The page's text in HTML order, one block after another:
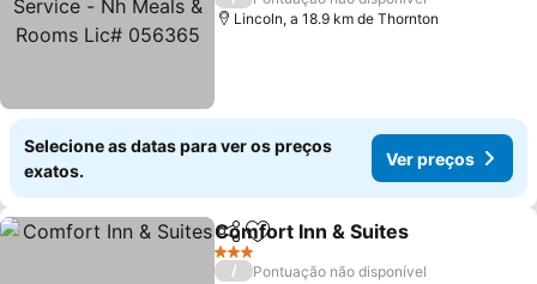
056365
Lincoln, a 18.9 km de Thornton
Selecione as datas para ver os preços
exatos.
Ver preços
PartilharAdicionar aos favoritos
Comfort Inn & Suites
3 Estrelas
/
Pontuação não disponível